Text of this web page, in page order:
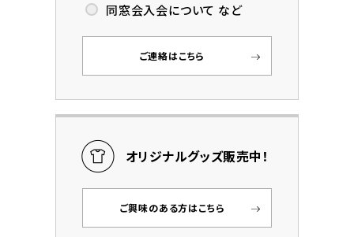
同窓会入会について など
ご連絡はこちら
オリジナルグッズ販売中！
ご興味のある方はこちら